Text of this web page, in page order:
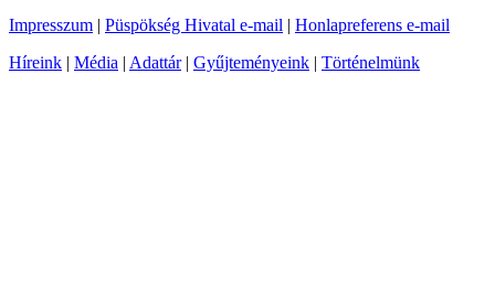
Impresszum | Püspökség Hivatal e-mail | Honlapreferens e-mail
Híreink | Média | Adattár| Gyűjteményeink | Történelmünk